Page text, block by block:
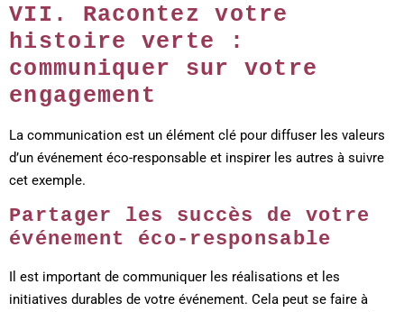
VII. Racontez votre
histoire verte :
communiquer sur votre
engagement
La communication est un élément clé pour diffuser les valeurs
d’un événement éco-responsable et inspirer les autres à suivre
cet exemple.
Partager les succès de votre
événement éco-responsable
Il est important de communiquer les réalisations et les
initiatives durables de votre événement. Cela peut se faire à